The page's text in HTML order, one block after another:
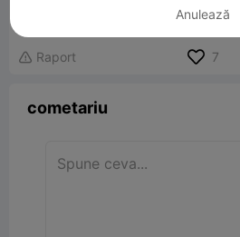
Model 3D înrudit
 Raport 7
cometariu
Anulează